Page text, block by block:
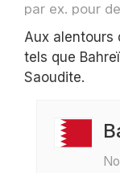
par ex. pour
Aux alentours
tels que
Saoudite.